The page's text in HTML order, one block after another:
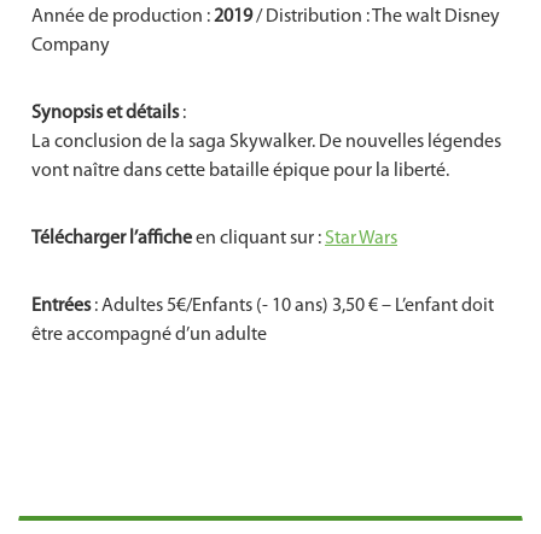
Année de production :2019/ Distribution : The walt Disney
Company
Synopsis et détails:
La conclusion de la saga Skywalker. De nouvelles légendes
vont naître dans cette bataille épique pour la liberté.
Télécharger l’afficheen cliquant sur : Star Wars
Entrées: Adultes 5€/Enfants (- 10 ans) 3,50 € – L’enfant doit
être accompagné d’un adulte